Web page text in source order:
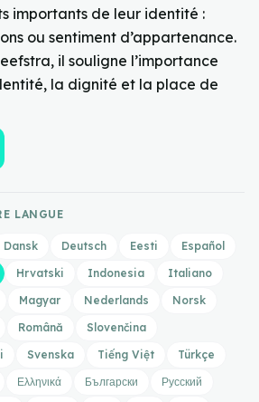
importants de leur identité :
ou sentiment d’appartenance.
il souligne l’importance
la dignité et la place de
LANGUE
Dansk Deutsch Eesti
Español
Hrvatski Indonesia
Italiano
Magyar Nederlands
Norsk
Română
Slovenčina
Svenska Tiếng Việt
Türkçe
Ελληνικά Български Русский